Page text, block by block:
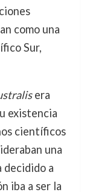
como una
Sur,
era
existencia
científicos
una
decidido a
iba a ser la